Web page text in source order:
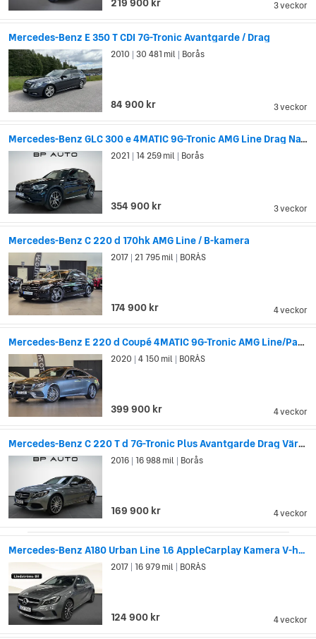
3 veckor
219 900 kr
Mercedes-Benz E 350 T CDI 7G-Tronic Avantgarde / Drag
3 veckor
2010 30 481 mil Borås
84 900 kr
Mercedes-Benz GLC 300 e 4MATIC 9G-Tronic AMG Line Drag Navi Pano Kamera
3 veckor
2021 14 259 mil Borås
354 900 kr
Mercedes-Benz C 220 d 170hk AMG Line / B-kamera
4 veckor
2017 21 795 mil BORÅS
174 900 kr
Mercedes-Benz E 220 d Coupé 4MATIC 9G-Tronic AMG Line/Panorama/B-kamera
4 veckor
2020 4 150 mil BORÅS
399 900 kr
Mercedes-Benz C 220 T d 7G-Tronic Plus Avantgarde Drag Värmare Nyserv
4 veckor
2016 16 988 mil Borås
169 900 kr
Mercedes-Benz A180 Urban Line 1.6 AppleCarplay Kamera V-h...
4 veckor
2017 16 979 mil BORÅS
124 900 kr